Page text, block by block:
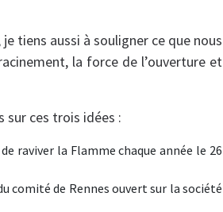
tiens aussi à souligner ce que nous
la force de l’ouverture et
sur ces trois idées :
raviver la Flamme chaque année le 26
comité de Rennes ouvert sur la société